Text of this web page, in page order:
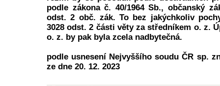
podle zákona č. 40/1964 Sb., občanský
odst. 2 obč. zák. To bez jakýchkoliv
3028 odst. 2 části věty za středníkem o. z.
o. z. by pak byla zcela nadbytečná.
podle usnesení Nejvyššího soudu ČR sp.
ze dne 20. 12. 2023